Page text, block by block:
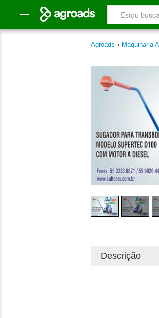
Agroads › Maquinaria
Descrição